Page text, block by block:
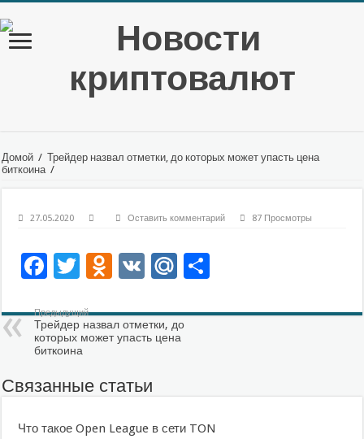
Домой / Трейдер назвал отметки, до которых может упасть цена
биткоина /
27.05.2020 Оставить комментарий 87 Просмотры
Facebook
Twitter
Odnoklassniki
VK Mail.Ru
Предыдущий
Трейдер назвал отметки, до
которых может упасть цена
биткоина
Связанные статьи
Что такое Open League в сети TON